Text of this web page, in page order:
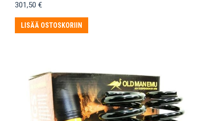
301,50 €
LISÄÄ OSTOSKORIIN